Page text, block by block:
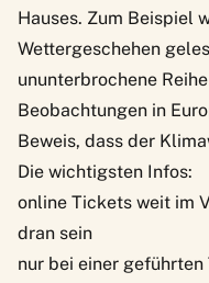
Hauses. Zum Beispiel
Wettergeschehen
ununterbrochene
Beobachtungen in
Beweis, dass der
Die wichtigsten Infos:
online Tickets weit im
dran sein
nur bei einer